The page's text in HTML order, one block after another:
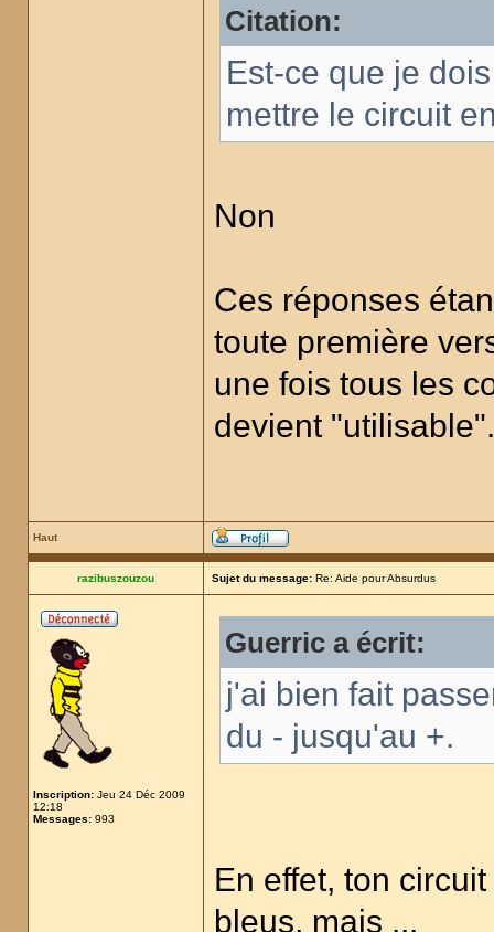
Citation:
Est-ce que je
mettre le circuit
Non
Ces réponses
toute première
une fois tous les
devient "utilisable".
Haut
razibuszouzou Sujet du message: Re: Aide pour Absurdus
Inscription: Jeu 24 Déc 2009
12:18
Messages: 993
Guerric a écrit:
j'ai bien fait
du - jusqu'au +.
En effet, ton
bleus, mais ...